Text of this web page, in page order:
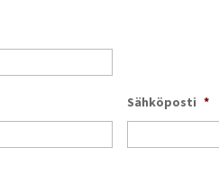
Sähköposti *